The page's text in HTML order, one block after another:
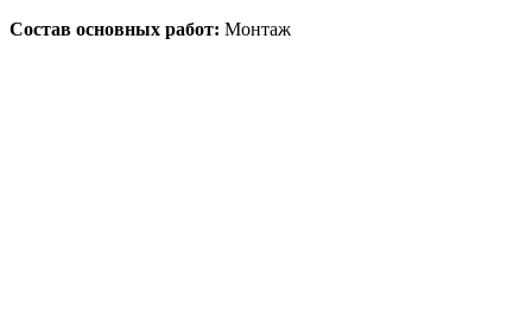
Состав основных работ: Монтаж